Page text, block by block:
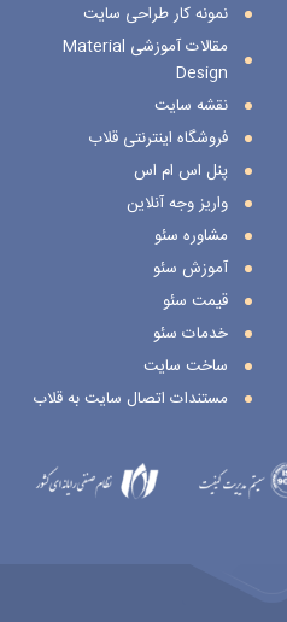
نمونه کار طراحی سایت
مقالات آموزشی Material
Design
نقشه سایت
فروشگاه اینترنتی قلاب
پنل اس ام اس
واریز وجه آنلاین
مشاوره سئو
آموزش سئو
قیمت سئو
خدمات سئو
ساخت سایت
مستندات اتصال سایت به قلاب